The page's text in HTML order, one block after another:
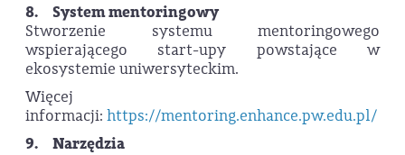
8. System mentoringowy
Stworzenie systemu mentoringowego
wspierającego start-upy powstające w
ekosystemie uniwersyteckim.
Więcej
informacji: https://mentoring.enhance.pw.edu.pl/
9. Narzędzia